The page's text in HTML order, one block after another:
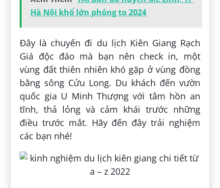
Hà Nội khổ lớn phóng to 2024
Đây là chuyến đi du lịch Kiên Giang Rạch
Giá độc đáo mà bạn nên check in, một
vùng đất thiên nhiên khó gặp ở vùng đồng
bằng sông Cửu Long. Du khách đến vườn
quốc gia U Minh Thượng với tâm hồn an
tĩnh, thả lỏng và cảm khái trước những
điều trước mắt. Hãy đến đây trải nghiệm
các bạn nhé!